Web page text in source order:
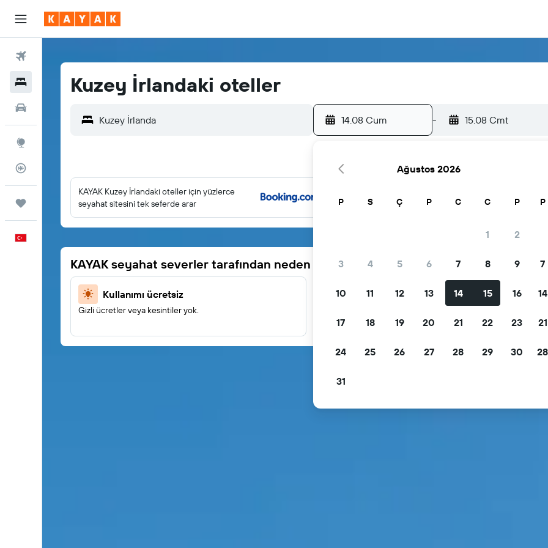
Kuzey İrlandaki oteller
14.08 Cum - 15.08 Cmt
KAYAK Kuzey İrlandaki oteller için yüzlerce
seyahat sitesini tek seferde arar
KAYAK seyahat severler tarafından neden tercih ediliyor
Kullanımı ücretsiz
Gizli ücretler veya kesintiler yok.
Fırsatlarınızı filtreleyin
filtreleyin.
Ağustos 2026
P S Ç P C C P
1 2
3 4 5 6 7 8 9
10 11 12 13 14 15 16
17 18 19 20 21 22 23
24 25 26 27 28 29 30
31
P
7
14
21
28